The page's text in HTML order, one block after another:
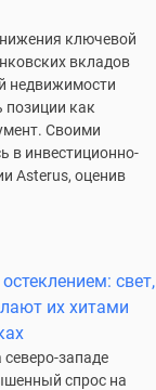
ключевой
вкладов
недвижимости
позиции как
Своими
в инвестиционно-
Asterus, оценив
свет,
их хитами
западе
спрос на